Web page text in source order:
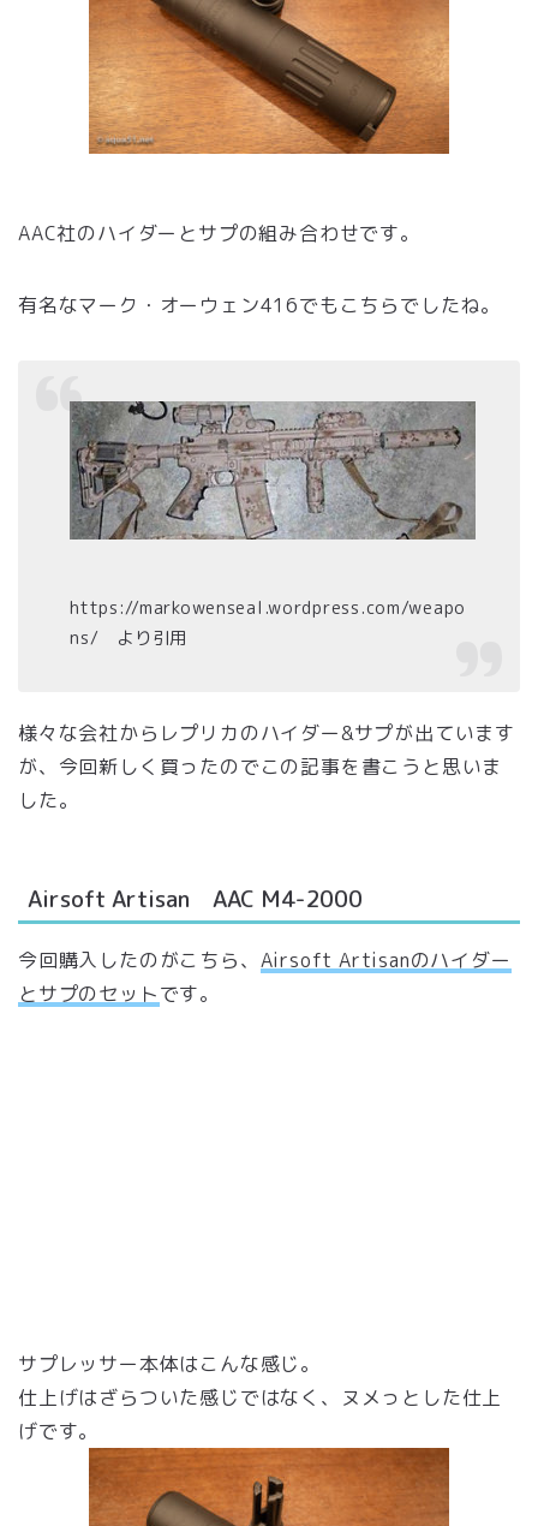
AAC社のハイダーとサプの組み合わせです。
有名なマーク・オーウェン416でもこちらでしたね。
https://markowenseal.wordpress.com/weapo
ns/ より引用
様々な会社からレプリカのハイダー&サプが出ています
が、今回新しく買ったのでこの記事を書こうと思いま
した。
Airsoft Artisan AAC M4-2000
今回購入したのがこちら、 Airsoft Artisanのハイダー
とサプのセットです。
サプレッサー本体はこんな感じ。
仕上げはざらついた感じではなく、ヌメっとした仕上
げです。